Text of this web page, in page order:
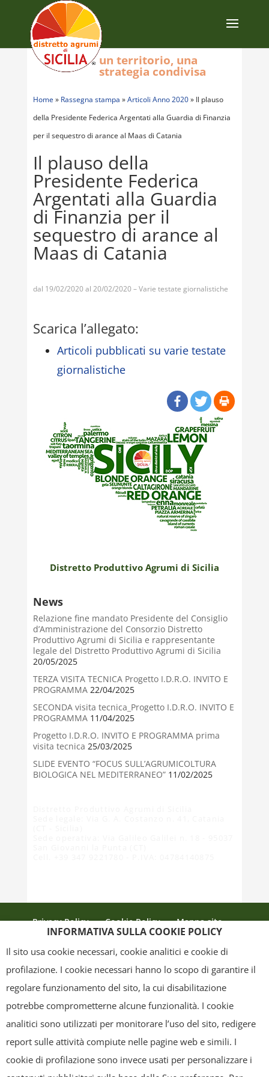
Home » Rassegna stampa »Articoli Anno 2020» Il plauso
della Presidente Federica Argentati alla Guardia di Finanzia
per il sequestro di arance al Maas di Catania
Il plauso della
Presidente Federica
Argentati alla Guardia
di Finanzia per il
sequestro di arance al
Maas di Catania
dal 19/02/2020 al 20/02/2020 – Varie testate giornalistiche
Scarica l’allegato:
Articoli pubblicati su varie testate
giornalistiche
Distretto Produttivo Agrumi di Sicilia
un territorio, una
strategia condivisa
News
Relazione fine mandato Presidente del Consiglio
d’Amministrazione del Consorzio Distretto
Produttivo Agrumi di Sicilia e rappresentante
legale del Distretto Produttivo Agrumi di Sicilia
20/05/2025
TERZA VISITA TECNICA Progetto I.D.R.O. INVITO E
PROGRAMMA22/04/2025
SECONDA visita tecnica_Progetto I.D.R.O. INVITO E
PROGRAMMA11/04/2025
Progetto I.D.R.O. INVITO E PROGRAMMA prima
visita tecnica 25/03/2025
SLIDE EVENTO “FOCUS SULL’AGRUMICOLTURA
BIOLOGICA NEL MEDITERRANEO”11/02/2025
Privacy Policy Cookie Policy
Mappa sito
grafica ed il layout) sono di proprietà del "Distretto Produttivo Agrumi di
Sicilia" e tutelati dal diritto d’autore. È pertanto vietato copiarli,
pubblicarli, riscriverli, commercializzarli, distribuirli, anche soltanto in
parte. Tutti i documenti presenti su questo sito, disponibili gratuitamente
INFORMATIVA SULLA COOKIE POLICY
Il sito usa cookie necessari, cookie analitici e cookie di
profilazione. I cookie necessari hanno lo scopo di garantire il
regolare funzionamento del sito, la cui disabilitazione
potrebbe comprometterne alcune funzionalità. I cookie
analitici sono utilizzati per monitorare l’uso del sito, redigere
report sulle attività compiute nelle pagine web e simili. I
cookie di profilazione sono invece usati per personalizzare i